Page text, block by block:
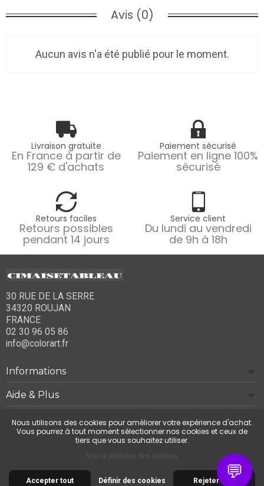
Avis (0)
Aucun avis n'a été publié pour le moment.
Livraison gratuite
En France à partir de
129 € d'achats
Paiement sécurisé
Paiement en ligne 100%
sécurisé
Retours faciles
Retours possibles
pendant 14 jours
Service client
Du lundi au vendredi
de 9h à 18h
30 RUE DE LA SERRE
34320 ROUJAN
FRANCE
02 30 96 05 86
info@colorart.fr
Informations
Aide & Plus
Notre société
Contactez-nous
💬
© 2026 Cimaise Tableau. Tous droits réservés.
Nous utilisons des cookies pour améliorer votre expérience d'achat.
Vous pourrez à tout moment sélectionner nos cookies et ceux de
tiers que vous souhaitez utiliser.
Voir la politique des cookies
Accepter tout Rejeter tout
Définir des cookies